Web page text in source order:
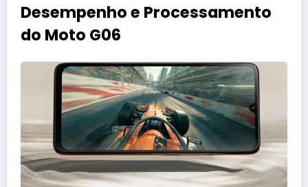
Desempenho e Processamento
do Moto G06